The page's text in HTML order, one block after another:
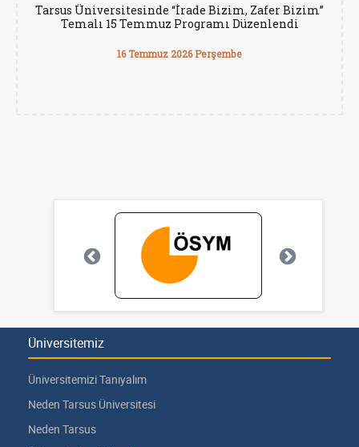
Tarsus Üniversitesinde “İrade Bizim, Zafer Bizim”
Temalı 15 Temmuz Programı Düzenlendi
16 Temmuz 2026 Perşembe
Üniversitemiz
Üniversitemizi Tanıyalım
Neden Tarsus Üniversitesi
Neden Tarsus